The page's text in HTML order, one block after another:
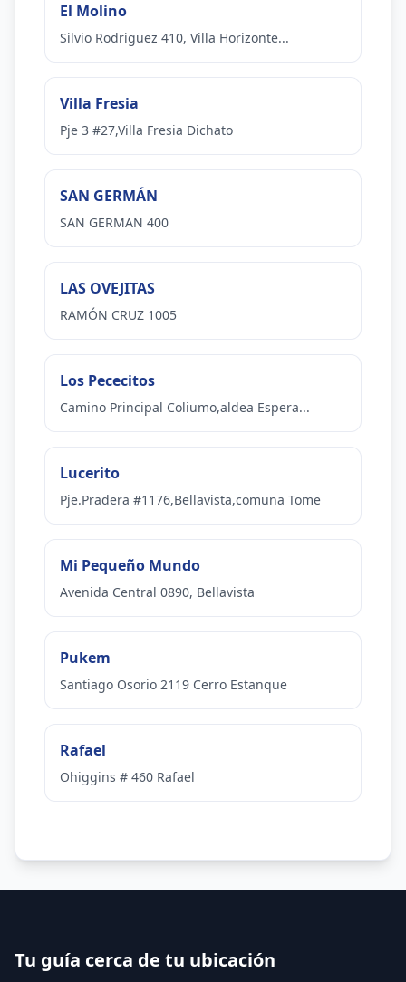
El Molino
Silvio Rodriguez 410, Villa Horizonte...
Villa Fresia
Pje 3 #27,Villa Fresia Dichato
SAN GERMÁN
SAN GERMAN 400
LAS OVEJITAS
RAMÓN CRUZ 1005
Los Pececitos
Camino Principal Coliumo,aldea Espera...
Lucerito
Pje.Pradera #1176,Bellavista,comuna Tome
Mi Pequeño Mundo
Avenida Central 0890, Bellavista
Pukem
Santiago Osorio 2119 Cerro Estanque
Rafael
Ohiggins # 460 Rafael
Tu guía cerca de tu ubicación